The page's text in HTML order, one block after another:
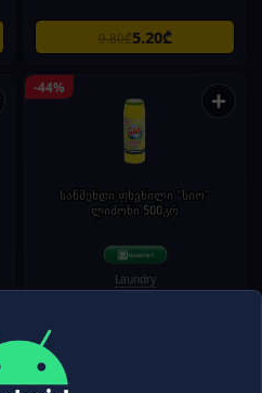
9.80₾5.20₾
-44% +
საწმენდი ფხვნილი "სიო"
ლიმონი 500გრ
Laundry
-43%